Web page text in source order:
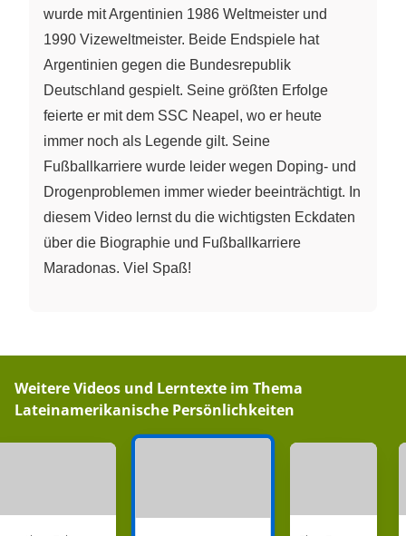
wurde mit Argentinien 1986 Weltmeister und
1990 Vizeweltmeister. Beide Endspiele hat
Argentinien gegen die Bundesrepublik
Deutschland gespielt. Seine größten Erfolge
feierte er mit dem SSC Neapel, wo er heute
immer noch als Legende gilt. Seine
Fußballkarriere wurde leider wegen Doping- und
Drogenproblemen immer wieder beeinträchtigt. In
diesem Video lernst du die wichtigsten Eckdaten
über die Biographie und Fußballkarriere
Maradonas. Viel Spaß!
Weitere Videos und Lerntexte im Thema
Lateinamerikanische Persönlichkeiten